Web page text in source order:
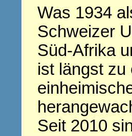
Was 1934
Schweizer
Süd-Afrika
ist längst zu
Seit 2010